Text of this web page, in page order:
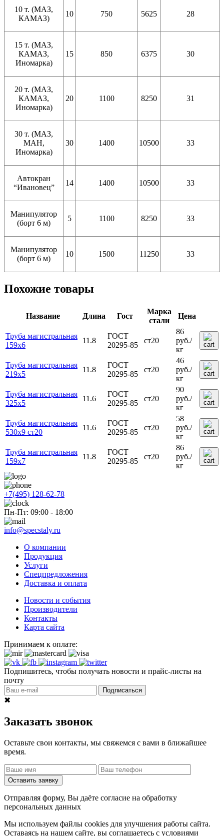
10 т. (МАЗ,
КАМАЗ)
10 750 5625 28
15 т. (МАЗ,
КАМАЗ,
Иномарка)
15 850 6375 30
20 т. (МАЗ,
КАМАЗ,
Иномарка)
20 1100 8250 31
30 т. (МАЗ,
МАН,
Иномарка)
30 1400 10500 33
Автокран
“Ивановец”
14 1400 10500 33
Манипулятор
(борт 6 м)
5 1100 8250 33
Манипулятор
(борт 6 м)
10 1500 11250 33
Похожие товары
Название Длина Гост
Марка
стали
Цена
Труба магистральная
159х6
11.8
ГОСТ
20295-85
ст20
86
руб./
кг
Труба магистральная
219х5
11.8
ГОСТ
20295-85
ст20
46
руб./
кг
Труба магистральная
325х5
11.6
ГОСТ
20295-85
ст20
90
руб./
кг
Труба магистральная
530х9 ст20
11.6
ГОСТ
20295-85
ст20
58
руб./
кг
Труба магистральная
159х7
11.8
ГОСТ
20295-85
ст20
86
руб./
кг
+7(495) 128-62-78
Пн-Пт: 09:00 - 18:00
info@specstaly.ru
О компании
Продукция
Услуги
Спецпредложения
Доставка и оплата
Новости и события
Производители
Контакты
Карта сайта
Принимаем к оплате:
Подпишитесь, чтобы получать новости и прайс-листы на
почту
Подписаться
✖
Заказать звонок
Оставьте свои контакты, мы свяжемся с вами в ближайшее
время.
Оставить заявку
Отправляя форму, Вы даёте согласие на обработку
персональных данных
Мы используем файлы cookies для улучшения работы сайта.
Оставаясь на нашем сайте, вы соглашаетесь с условиями